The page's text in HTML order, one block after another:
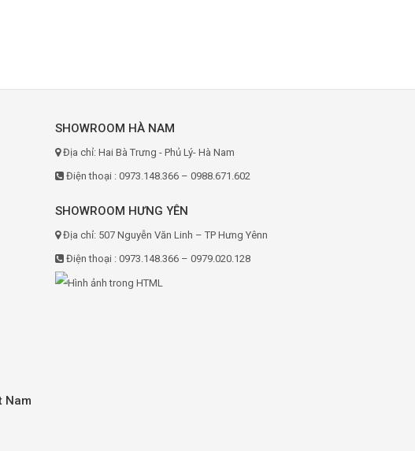
SHOWROOM HÀ NAM
Địa chỉ: Hai Bà Trưng - Phủ Lý- Hà Nam
Điện thoại : 0973.148.366 – 0988.671.602
SHOWROOM HƯNG YÊN
Địa chỉ: 507 Nguyễn Văn Linh – TP Hưng Yênn
Điện thoại : 0973.148.366 – 0979.020.128
Nam